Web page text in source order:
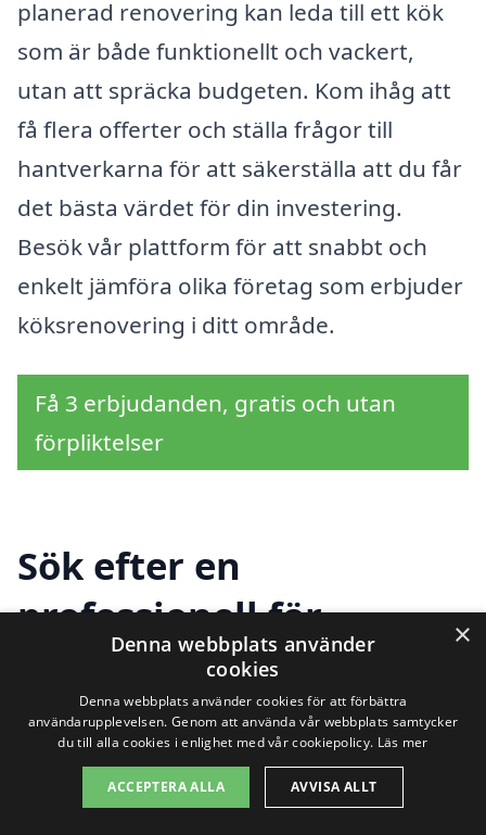
planerad renovering kan leda till ett kök
som är både funktionellt och vackert,
utan att spräcka budgeten. Kom ihåg att
få flera offerter och ställa frågor till
hantverkarna för att säkerställa att du får
det bästa värdet för din investering.
Besök vår plattform för att snabbt och
enkelt jämföra olika företag som erbjuder
köksrenovering i ditt område.
Få 3 erbjudanden, gratis och utan
förpliktelser
Sök efter en
professionell för
köksrenovering i andra
städer nära Vetlanda
Om du överväger köksrenovering i
×
Denna webbplats använder
cookies
Denna webbplats använder cookies för att förbättra
användarupplevelsen. Genom att använda vår webbplats samtycker
du till alla cookies i enlighet med vår cookiepolicy. Läs mer
ACCEPTERA ALLA AVVISA ALLT